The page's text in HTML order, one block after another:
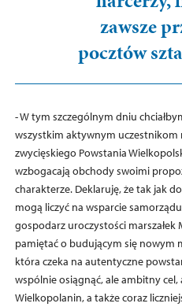
zawsze
pocztów
- W tym szczególnym dniu
wszystkim aktywnym uczestnikom
zwycięskiego Powstania
wzbogacają obchody swoimi
charakterze. Deklaruję, że tak jak
mogą liczyć na wsparcie
gospodarz uroczystości marszałek
pamiętać o budującym się nowym
która czeka na autentyczne
wspólnie osiągnąć, ale ambitny
Wielkopolanin, a także coraz